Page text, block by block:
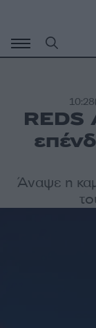
περιεχόμενο
10:28
REDS
Άναψε η